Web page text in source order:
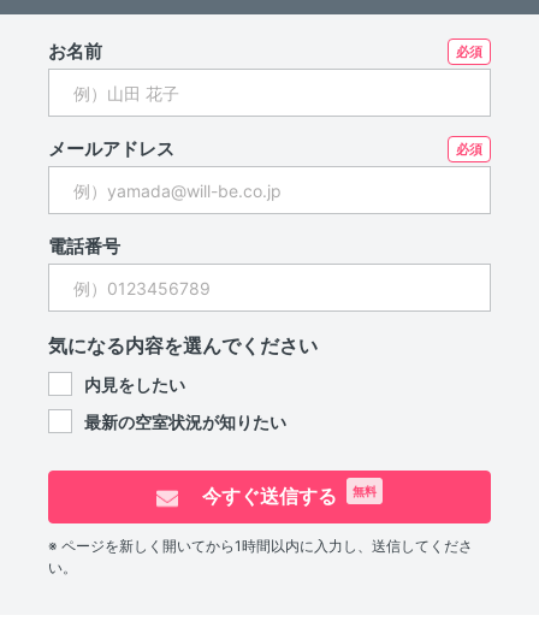
お名前
メールアドレス
電話番号
気になる内容を選んでください
内見をしたい
最新の空室状況が知りたい
今すぐ送信する 無料
※ ページを新しく開いてから1時間以内に入力し、送信してくださ
い。